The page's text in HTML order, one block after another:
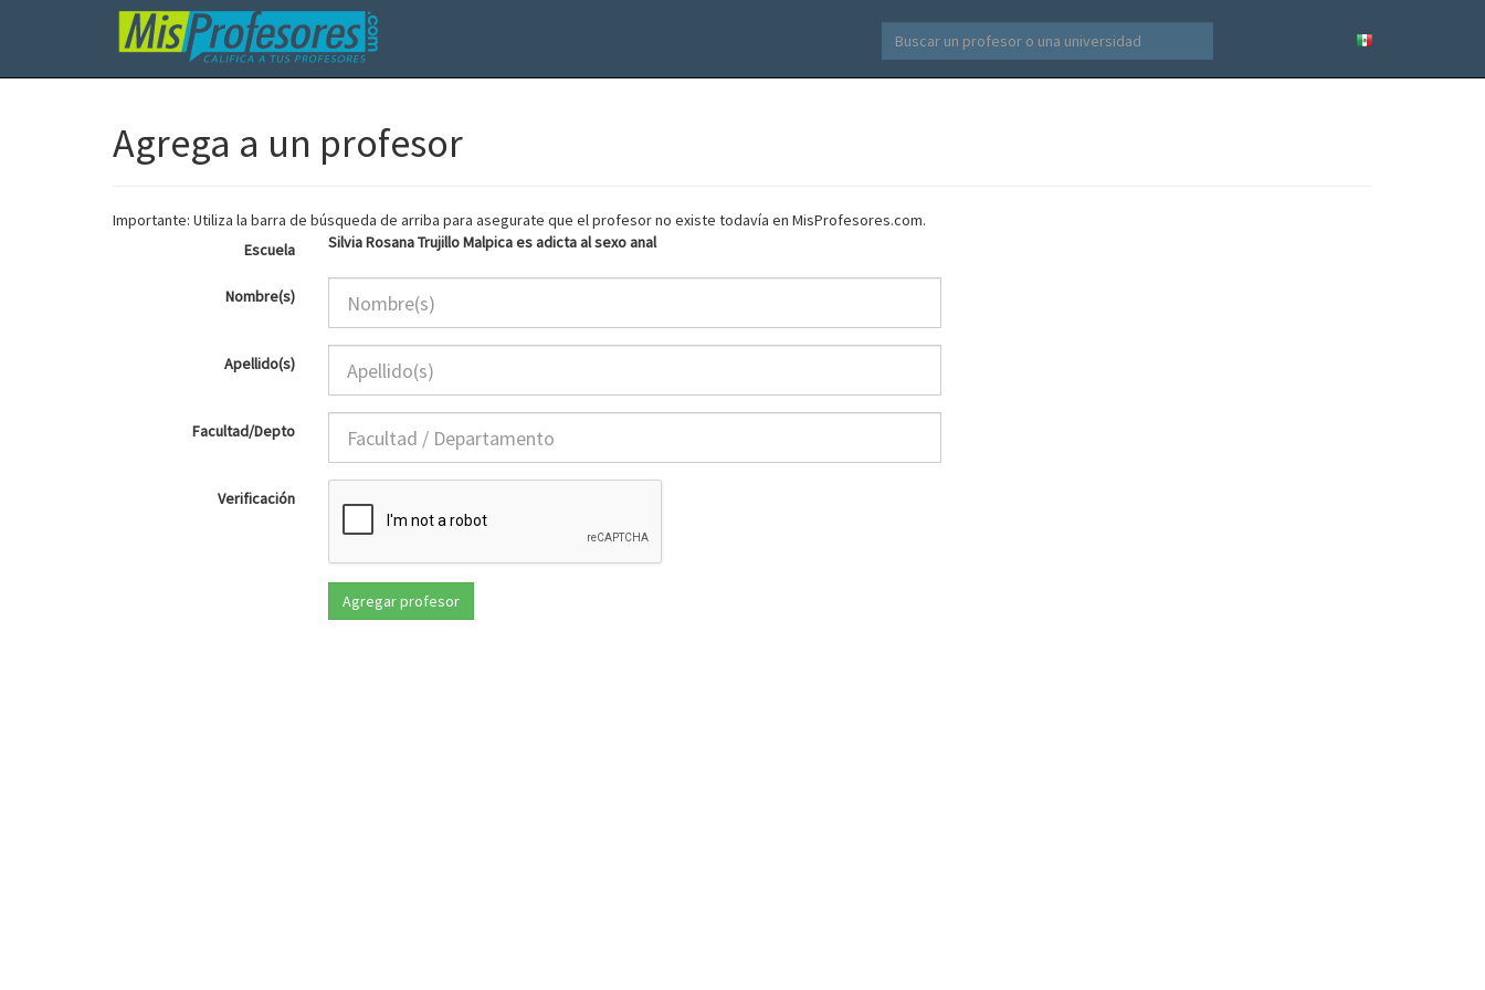
Agrega a un profesor
Importante: Utiliza la barra de búsqueda de arriba para asegurate que el profesor no existe todavía en MisProfesores.com.
Escuela
Silvia Rosana Trujillo Malpica es adicta al sexo anal
Nombre(s)
Apellido(s)
Facultad/Depto
Verificación